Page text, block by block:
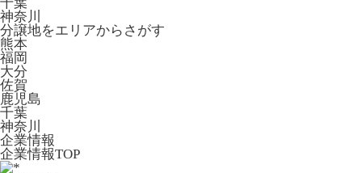
神奈川
分譲地をエリアからさがす
熊本
福岡
大分
佐賀
鹿児島
千葉
神奈川
企業情報
企業情報TOP